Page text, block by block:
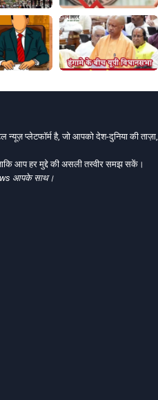
न्यूज़ प्लेटफॉर्म है, जो आपको देश-दुनिया की ताज़ा,
आप हर मुद्दे की असली तस्वीर समझ सकें।
आपके साथ।